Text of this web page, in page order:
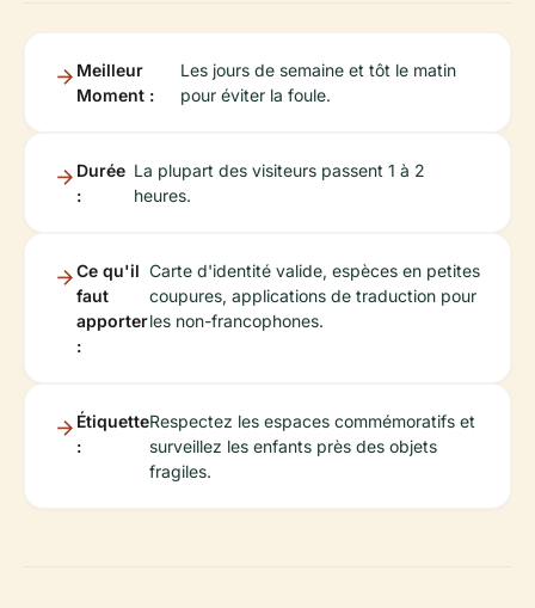
Meilleur
Moment :
Les jours de semaine et tôt le matin
pour éviter la foule.
Durée
:
La plupart des visiteurs passent 1 à 2
heures.
Ce qu'il
faut
apporter
:
Carte d'identité valide, espèces en petites
coupures, applications de traduction pour
les non-francophones.
Étiquette
:
Respectez les espaces commémoratifs et
surveillez les enfants près des objets
fragiles.